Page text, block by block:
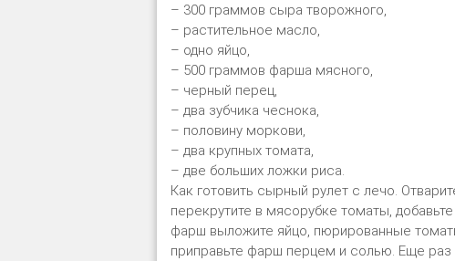
– 300 граммов сыра творожного,
– растительное масло,
– одно яйцо,
– 500 граммов фарша мясного,
– черный перец,
– два зубчика чеснока,
– половину моркови,
– два крупных томата,
– две больших ложки риса.
Как готовить сырный рулет с лечо.
перекрутите в мясорубке томаты,
фарш выложите яйцо, пюрированные
приправьте фарш перцем и солью. Еще раз